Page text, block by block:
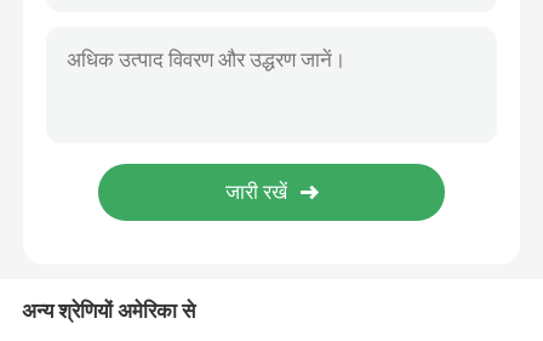
दंत उपभोग्य
आईवीडी टेस्ट स्ट्रिप
अन्य श्रेणियों अमेरिका से